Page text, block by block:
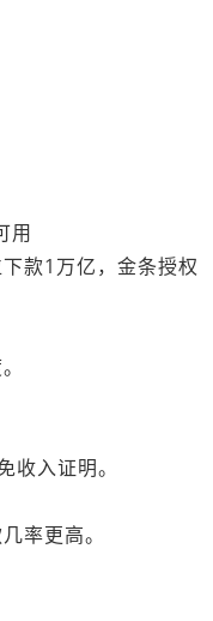
用
款1万亿，金条授权
入证明。
率更高。